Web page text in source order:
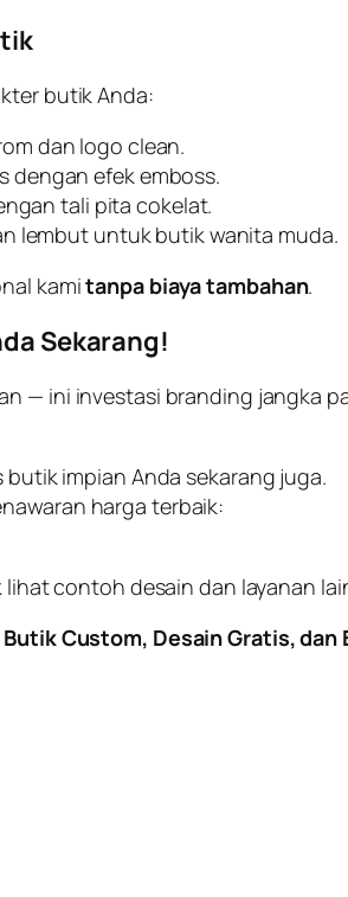
butik Anda:
dan logo clean.
dengan efek emboss.
tali pita cokelat.
lembut untuk butik wanita muda.
kamitanpa biaya tambahan.
Sekarang!
— ini investasi branding jangka
impian Anda sekarang juga.
harga terbaik:
lihat contoh desain dan layanan
Custom, Desain Gratis,